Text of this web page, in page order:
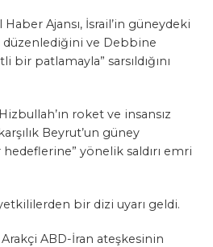
Haber Ajansı, İsrail’in güneydeki
düzenlediğini ve Debbine
bir patlamayla” sarsıldığını
roket ve insansız
Beyrut’un güney
yönelik saldırı emri
bir dizi uyarı geldi.
Arakçi ABD-İran ateşkesinin